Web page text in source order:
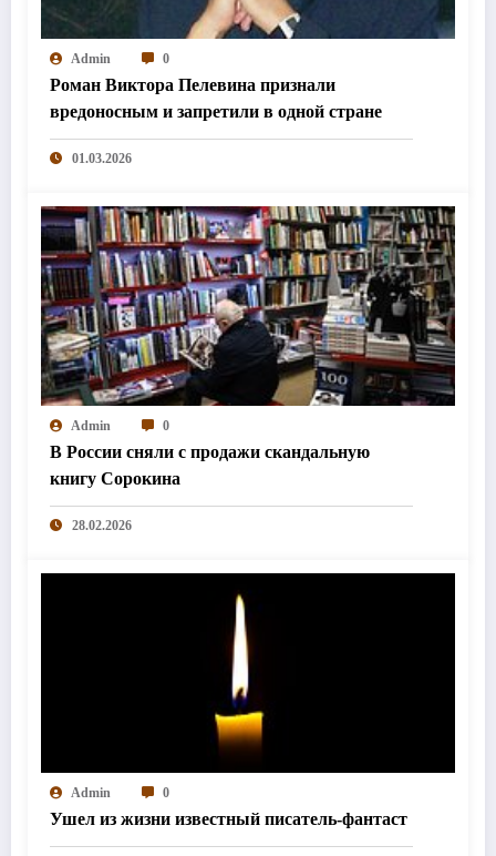
Admin 0
Роман Виктора Пелевина признали
вредоносным и запретили в одной стране
01.03.2026
Admin 0
В России сняли с продажи скандальную
книгу Сорокина
28.02.2026
Admin 0
Ушел из жизни известный писатель-фантаст